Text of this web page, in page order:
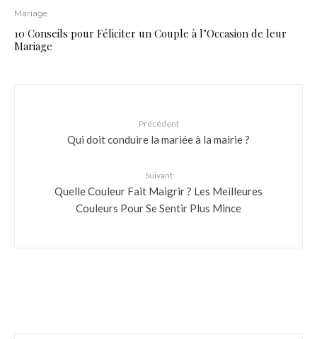
Mariage
10 Conseils pour Féliciter un Couple à l’Occasion de leur
Mariage
Précédent
Qui doit conduire la mariée à la mairie ?
Suivant
Quelle Couleur Fait Maigrir ? Les Meilleures
Couleurs Pour Se Sentir Plus Mince